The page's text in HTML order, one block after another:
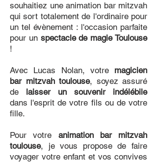
souhaitiez une animation bar mitzvah
qui sort totalement de l'ordinaire pour
un tel évènement : l'occasion parfaite
pour un spectacle de magie Toulouse
!
Avec Lucas Nolan, votre magicien
bar mitzvah toulouse, soyez assuré
de laisser un souvenir indélébile
dans l'esprit de votre fils ou de votre
fille.
Pour votre animation bar mitzvah
toulouse, je vous propose de faire
voyager votre enfant et vos convives